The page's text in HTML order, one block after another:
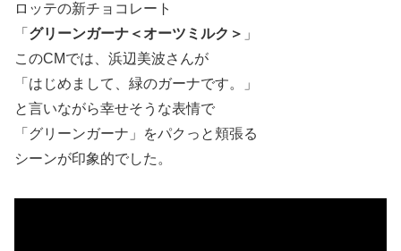
ロッテの新チョコレート
「 グリーンガーナ＜オーツミルク＞ 」
このCMでは、浜辺美波さんが
「はじめまして、緑のガーナです。」
と言いながら幸せそうな表情で
「グリーンガーナ」をパクっと頬張る
シーンが印象的でした。